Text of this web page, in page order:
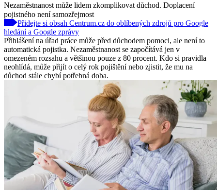
Nezaměstnanost může lidem zkomplikovat důchod. Doplacení
pojistného není samozřejmost
Přidejte si obsah Centrum.cz do oblíbených zdrojů pro Google
hledání a Google zprávy
Přihlášení na úřad práce může před důchodem pomoci, ale není to
automatická pojistka. Nezaměstnanost se započítává jen v
omezeném rozsahu a většinou pouze z 80 procent. Kdo si pravidla
neohlídá, může přijít o celý rok pojištění nebo zjistit, že mu na
důchod stále chybí potřebná doba.